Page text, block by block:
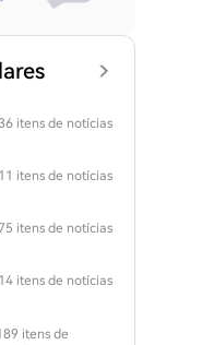
itens de notícias
itens de notícias
itens de notícias
itens de notícias
itens de